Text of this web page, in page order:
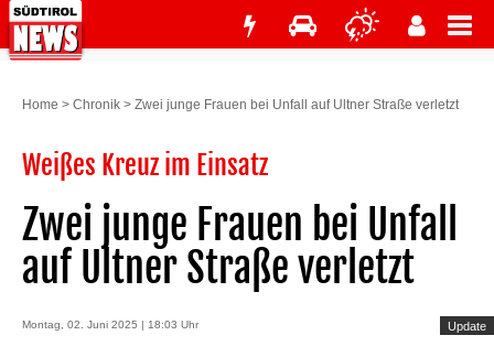
Home > Chronik > Zwei junge Frauen bei Unfall auf Ultner Straße verletzt
Weißes Kreuz im Einsatz
Zwei junge Frauen bei Unfall
auf Ultner Straße verletzt
Montag, 02. Juni 2025 | 18:03 Uhr Update